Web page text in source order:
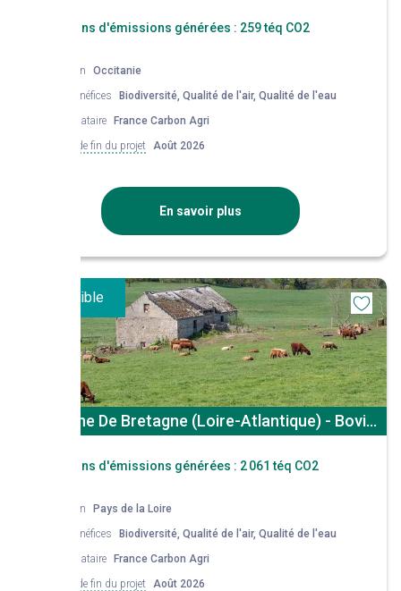
Réductions d'émissions générées : 259 téq CO2
Région
Occitanie
Co-bénéfices
Biodiversité, Qualité de l'air, Qualité de l'eau
Mandataire
France Carbon Agri
Date de fin du projet Août 2026
En savoir plus
Disponible
Ste Reine De Bretagne (Loire-Atlantique) - Bovin
Réductions d'émissions générées : 2 061 téq CO2
Région
Pays de la Loire
Co-bénéfices
Biodiversité, Qualité de l'air, Qualité de l'eau
Mandataire
France Carbon Agri
Date de fin du projet Août 2026